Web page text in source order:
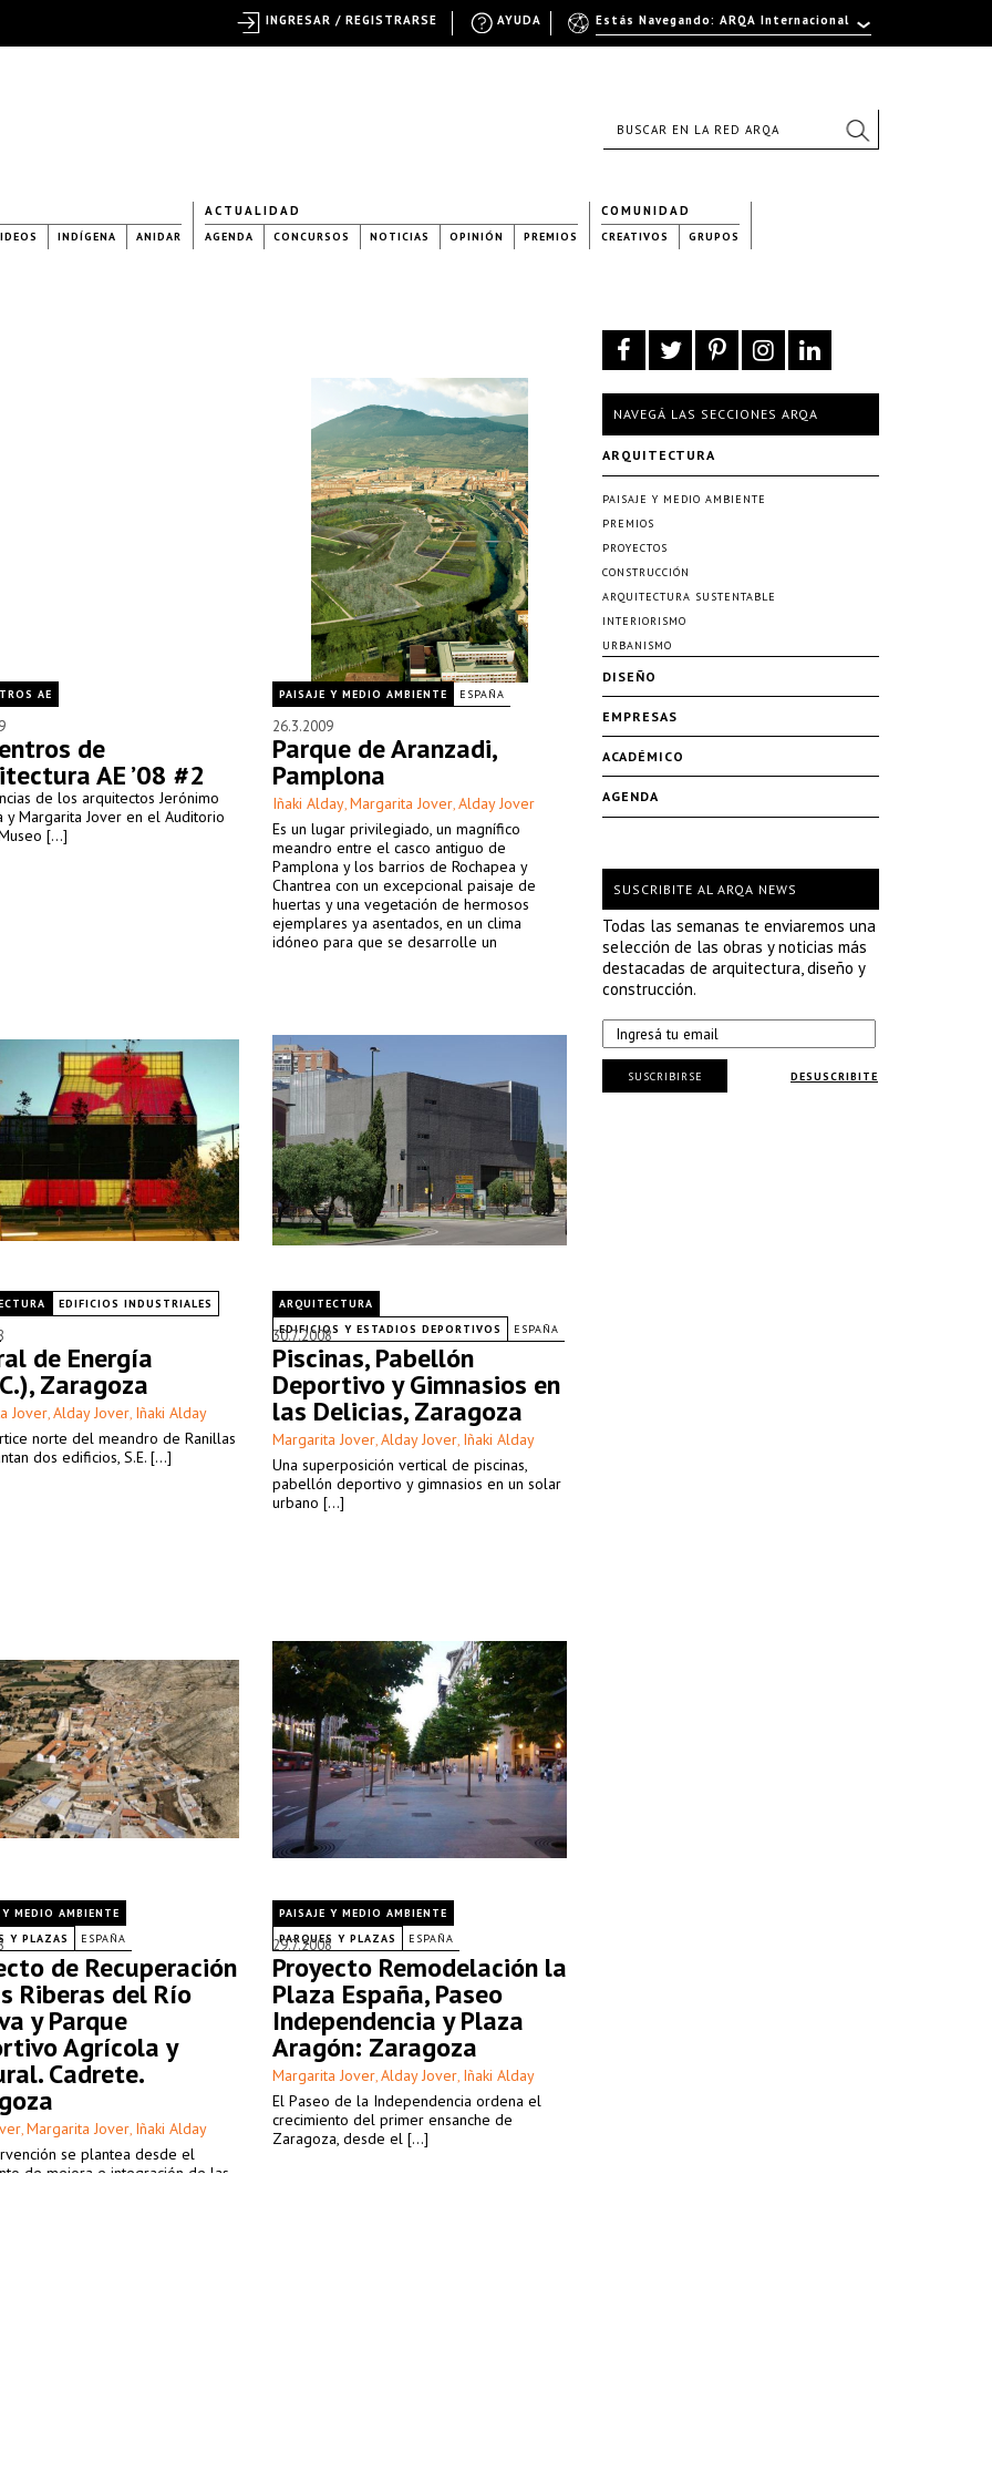
INDÍGENA ANIDAR
ACTUALIDAD
AGENDA CONCURSOS NOTICIAS OPINIÓN PREMIOS
COMUNIDAD
CREATIVOS GRUPOS
AE
de
AE ’08 #2
de los arquitectos Jerónimo
y Margarita Jover en el Auditorio
[...]
PAISAJE Y MEDIO AMBIENTE ESPAÑA
26.3.2009
Parque de Aranzadi,
Pamplona
Iñaki Alday, Margarita Jover, Alday Jover
Es un lugar privilegiado, un magnífico
meandro entre el casco antiguo de
Pamplona y los barrios de Rochapea y
Chantrea con un excepcional paisaje de
huertas y una vegetación de hermosos
ejemplares ya asentados, en un clima
idóneo para que se desarrolle un
EDIFICIOS INDUSTRIALES
de Energía
Zaragoza
Jover, Alday Jover, Iñaki Alday
norte del meandro de Ranillas
dos edificios, S.E. [...]
ARQUITECTURA
EDIFICIOS Y ESTADIOS DEPORTIVOS
ESPAÑA
30.7.2008
Piscinas, Pabellón
Deportivo y Gimnasios en
las Delicias, Zaragoza
Margarita Jover, Alday Jover, Iñaki Alday
Una superposición vertical de piscinas,
pabellón deportivo y gimnasios en un solar
urbano [...]
Y MEDIO AMBIENTE
Y PLAZAS
ESPAÑA
de Recuperación
Riberas del Río
y Parque
Agrícola y
Cadrete.
, Margarita Jover, Iñaki Alday
se plantea desde el
de mejora e integración de las
PAISAJE Y MEDIO AMBIENTE
PARQUES Y PLAZAS
ESPAÑA
29.7.2008
Proyecto Remodelación la
Plaza España, Paseo
Independencia y Plaza
Aragón: Zaragoza
Margarita Jover, Alday Jover, Iñaki Alday
El Paseo de la Independencia ordena el
crecimiento del primer ensanche de
Zaragoza, desde el [...]
NAVEGÁ LAS SECCIONES ARQA
ARQUITECTURA
PAISAJE Y MEDIO AMBIENTE
PREMIOS
PROYECTOS
CONSTRUCCIÓN
ARQUITECTURA SUSTENTABLE
INTERIORISMO
URBANISMO
DISEÑO
EMPRESAS
ACADÉMICO
AGENDA
SUSCRIBITE AL ARQA NEWS
Todas las semanas te enviaremos una
selección de las obras y noticias más
destacadas de arquitectura, diseño y
construcción.
DESUSCRIBITE
SUSCRIBIRSE
Estás Navegando: ARQA Internacional
AYUDA
INGRESAR / REGISTRARSE